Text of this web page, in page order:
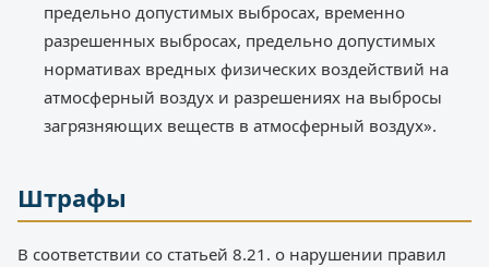
предельно допустимых выбросах, временно
разрешенных выбросах, предельно допустимых
нормативах вредных физических воздействий на
атмосферный воздух и разрешениях на выбросы
загрязняющих веществ в атмосферный воздух».
Штрафы
В соответствии со статьей 8.21. о нарушении правил